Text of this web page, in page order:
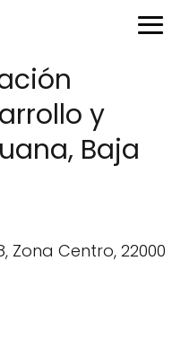
y
Baja
Zona Centro, 22000